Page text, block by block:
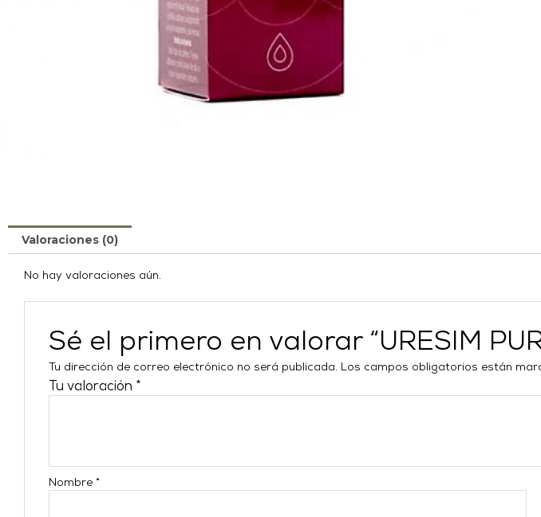
Valoraciones (0)
No hay valoraciones aún.
Sé el primero en valorar “URESIM
Tu dirección de correo electrónico no será publicada. Los campos obligatorios están
Tu valoración *
Nombre*